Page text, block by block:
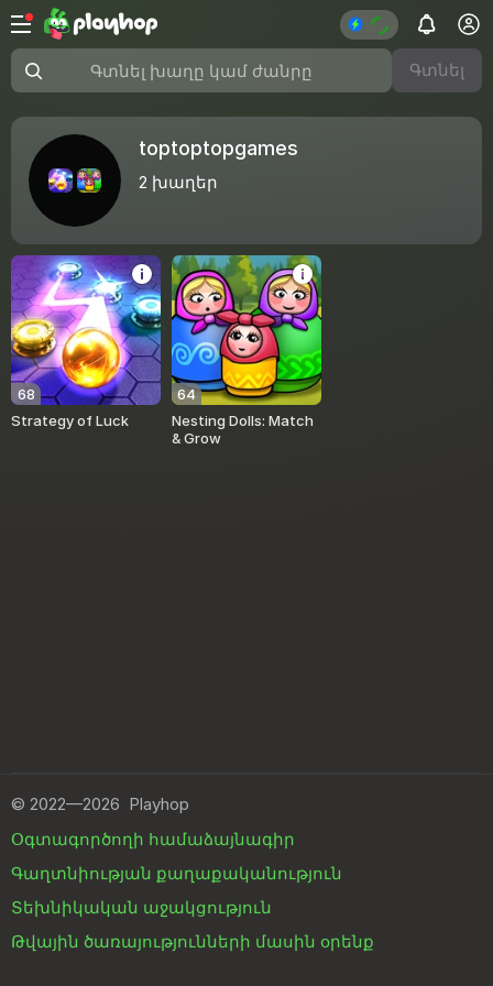
Գտնել խաղը կամ ժանրը Գտնել
toptoptopgames
2 խաղեր
68
Strategy of Luck
64
Nesting Dolls: Match
& Grow
© 2022—2026 Playhop
Օգտագործողի համաձայնագիր
Գաղտնիության քաղաքականություն
Տեխնիկական աջակցություն
Թվային ծառայությունների մասին օրենք